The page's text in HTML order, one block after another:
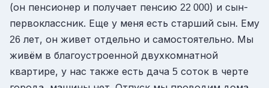
(он пенсионер и получает пенсию 22 000) и сын-
первоклассник. Еще у меня есть старший сын. Ему
26 лет, он живет отдельно и самостоятельно. Мы
живём в благоустроенной двухкомнатной
квартире, у нас также есть дача 5 соток в черте